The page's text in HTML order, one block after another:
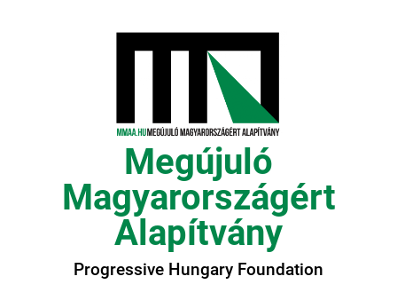
Megújuló
Magyarországért
Alapítvány
Progressive Hungary Foundation